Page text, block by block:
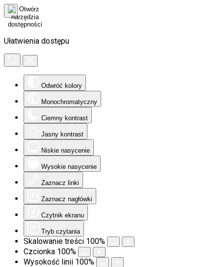
Ułatwienia dostępu
Odwróć kolory
Monochromatyczny
Ciemny kontrast
Jasny kontrast
Niskie nasycenie
Wysokie nasycenie
Zaznacz linki
Zaznacz nagłówki
Czytnik ekranu
Tryb czytania
Skalowanie treści 100%
Czcionka 100%
Wysokość linii 100%